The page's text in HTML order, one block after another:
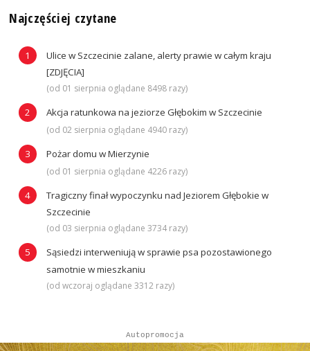
Najczęściej czytane
Ulice w Szczecinie zalane, alerty prawie w całym kraju
[ZDJĘCIA]
(od 01 sierpnia oglądane 8498 razy)
Akcja ratunkowa na jeziorze Głębokim w Szczecinie
(od 02 sierpnia oglądane 4940 razy)
Pożar domu w Mierzynie
(od 01 sierpnia oglądane 4226 razy)
Tragiczny finał wypoczynku nad Jeziorem Głębokie w
Szczecinie
(od 03 sierpnia oglądane 3734 razy)
Sąsiedzi interweniują w sprawie psa pozostawionego
samotnie w mieszkaniu
(od wczoraj oglądane 3312 razy)
Autopromocja